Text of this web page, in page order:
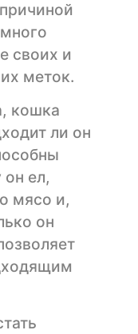
своих и
меток.
кошка
ли он
ел,
мясо и,
он